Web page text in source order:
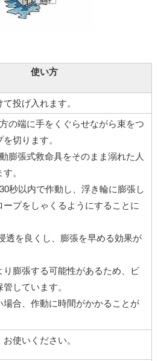
使い方
投げ入れます。
の端に手をくぐらせながら束をつ
切ります。
膨張式救命具をそのまま溺れた人
。
秒以内で作動し、浮き輪に膨張し
ープをしゃくるようにすることに
透を良くし、膨張を早める効果が
り膨張する可能性があるため、ビ
しています。
場合、作動に時間がかかることが
使いください。